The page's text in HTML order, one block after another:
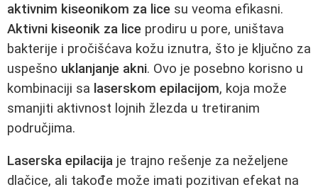
aktivnim kiseonikom za lice su veoma efikasni.
Aktivni kiseonik za lice prodiru u pore, uništava
bakterije i pročišćava kožu iznutra, što je ključno za
uspešno uklanjanje akni. Ovo je posebno korisno u
kombinaciji sa laserskom epilacijom, koja može
smanjiti aktivnost lojnih žlezda u tretiranim
područjima.
Laserska epilacija je trajno rešenje za neželjene
dlačice, ali takođe može imati pozitivan efekat na